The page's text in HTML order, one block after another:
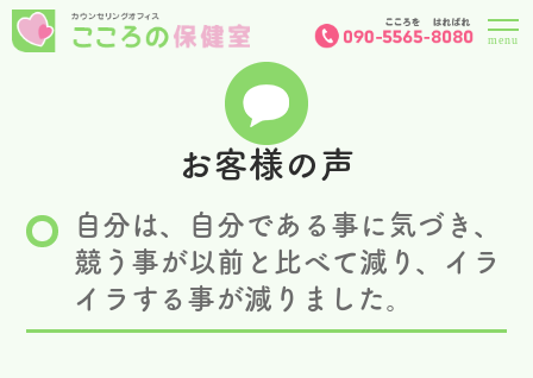
お客様の声
自分は、自分である事に気づき、
競う事が以前と比べて減り、イラ
イラする事が減りました。